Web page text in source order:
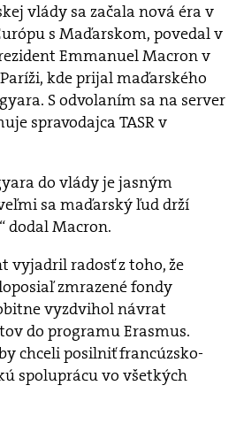
vlády sa začala nová éra v
s Maďarskom, povedal v
Emmanuel Macron v
kde prijal maďarského
S odvolaním sa na server
spravodajca TASR v
do vlády je jasným
sa maďarský ľud drží
dodal Macron.
vyjadril radosť z toho, že
zmrazené fondy
vyzdvihol návrat
do programu Erasmus.
chceli posilniť francúzsko-
spoluprácu vo všetkých